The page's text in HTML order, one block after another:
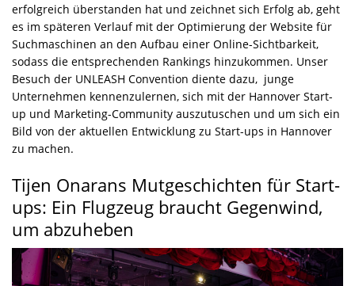
erfolgreich überstanden hat und zeichnet sich Erfolg ab, geht
es im späteren Verlauf mit der Optimierung der Website für
Suchmaschinen an den Aufbau einer Online-Sichtbarkeit,
sodass die entsprechenden Rankings hinzukommen. Unser
Besuch der UNLEASH Convention diente dazu, junge
Unternehmen kennenzulernen, sich mit der Hannover Start-
up und Marketing-Community auszutuschen und um sich ein
Bild von der aktuellen Entwicklung zu Start-ups in Hannover
zu machen.
Tijen Onarans Mutgeschichten für Start-
ups: Ein Flugzeug braucht Gegenwind,
um abzuheben